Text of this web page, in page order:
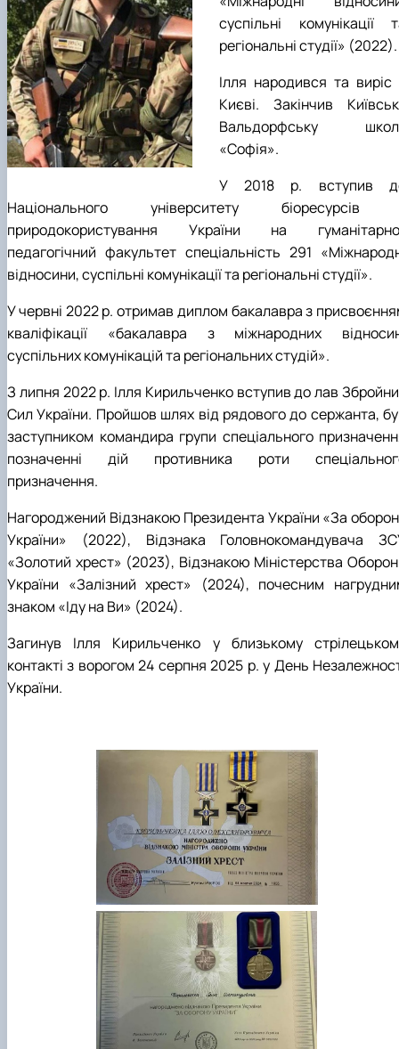
Підготовка до вступу в аспірантуру
Правила прийому 2026
Контактні дані
Профорієнтаційна діяльність
Профорієнтаційна робота
Дні відкритих дверей
Інформація і політика
HistoryEU
суспільні комунікації
регіональні студії» (2022).
Ілля народився та виріс
Києві. Закінчив
Вальдорфську
«Софія».
У 2018 р. вступив
Національного університету біоресурсів
природокористування України на
педагогічний факультет спеціальність 291
відносини, суспільні комунікації та регіональні студії».
У червні 2022 р. отримав диплом бакалавра з
кваліфікації «бакалавра з міжнародних
суспільних комунікацій та регіональних студій».
З липня 2022 р. Ілля Кирильченко вступив до лав
Сил України. Пройшов шлях від рядового до сержанта,
заступником командира групи спеціального
позначенні дій противника роти
призначення.
Нагороджений Відзнакою Президента України «За
України» (2022), Відзнака Головнокомандувача
«Золотий хрест» (2023), Відзнакою Міністерства
України «Залізний хрест» (2024), почесним
знаком «Іду на Ви» (2024).
Загинув Ілля Кирильченко у близькому
контакті з ворогом 24 серпня 2025 р. у День
України.